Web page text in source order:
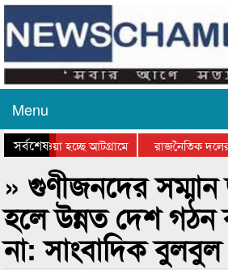
Menu
সর্বশেষ
যাওয়া হচ্ছে আটগ্রামে
রাজনৈতিক দলের
পুরস্কার বিতরণ সম্পন্ন
» গুণীজনদের সম্মান
হলে উন্নত দেশ গঠন
না: সাংবাদিক বুলবুল